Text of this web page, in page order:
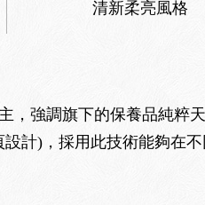
清新柔亮風格
，強調旗下的保養品純粹
計)，採用此技術能夠在